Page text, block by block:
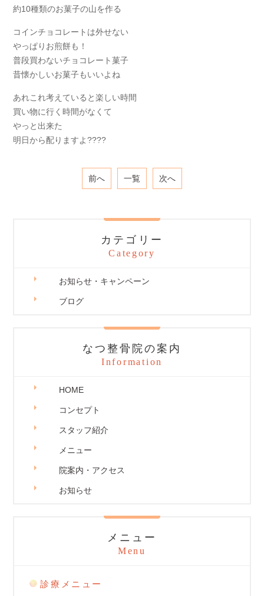
約10種類のお菓子の山を作る
コインチョコレートは外せない
やっぱりお煎餅も！
普段買わないチョコレート菓子
昔懐かしいお菓子もいいよね
あれこれ考えていると楽しい時間
買い物に行く時間がなくて
やっと出来た
明日から配りますよ????
前へ 一覧 次へ
カテゴリー
Category
お知らせ・キャンペーン
ブログ
なつ整骨院の案内
Information
HOME
コンセプト
スタッフ紹介
メニュー
院案内・アクセス
お知らせ
メニュー
Menu
診療メニュー